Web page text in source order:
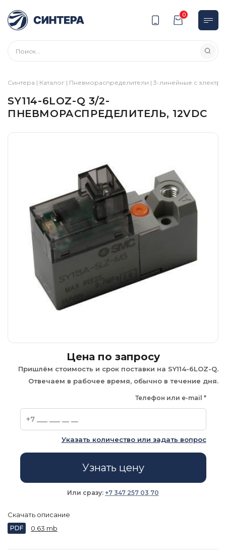
0
Синтера | Каталог | Пневмораспределители | 3-линейные с
SY114-6LOZ-Q 3/2-
ПНЕВМОРАСПРЕДЕЛИТЕЛЬ, 12VDC
Цена по запросу
Пришлём стоимость и срок поставки на SY114-6LOZ-Q.
Отвечаем в рабочее время, обычно в течение дня.
Телефон или e-mail *
Указать количество или задать вопрос
Узнать цену
Или сразу: +7 347 257 03 70
Скачать описание
PDF 0.63 mb